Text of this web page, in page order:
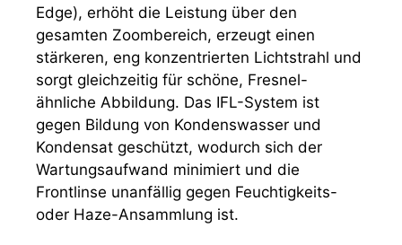
Edge), erhöht die Leistung über den
gesamten Zoombereich, erzeugt einen
stärkeren, eng konzentrierten Lichtstrahl und
sorgt gleichzeitig für schöne, Fresnel-
ähnliche Abbildung. Das IFL-System ist
gegen Bildung von Kondenswasser und
Kondensat geschützt, wodurch sich der
Wartungsaufwand minimiert und die
Frontlinse unanfällig gegen Feuchtigkeits-
oder Haze-Ansammlung ist.